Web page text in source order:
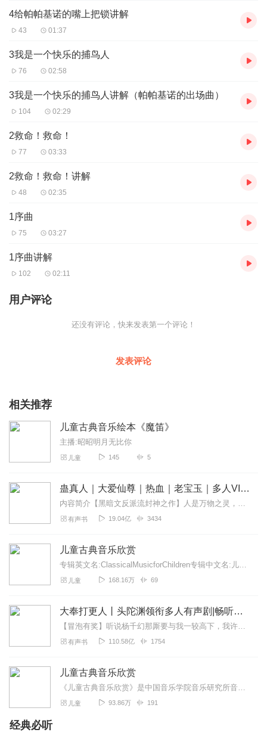
4给帕帕基诺的嘴上把锁讲解
43 01:37
3我是一个快乐的捕鸟人
76 02:58
3我是一个快乐的捕鸟人讲解（帕帕基诺的出场曲）
104 02:29
2救命！救命！
77 03:33
2救命！救命！讲解
48 02:35
1序曲
75 03:27
1序曲讲解
102 02:11
用户评论
还没有评论，快来发表第一个评论！
发表评论
相关推荐
儿童古典音乐绘本《魔笛》
主播:昭昭明月无比你
儿童 145 5
蛊真人｜大爱仙尊｜热血｜老宝玉｜多人VIP免费有声剧
内容简介【黑暗文反派流封神之作】人是万物之灵，蛊是天地真精。一个穿越者不断重生的故事。一个养蛊、炼蛊、用蛊的奇特世界。配音组（男角色）老宝玉旁白...
有声书 19.04亿 3434
儿童古典音乐欣赏
专辑英文名:ClassicalMusicforChildren专辑中文名:儿童古典音乐欣赏别名:古典音乐欣赏艺术家:德国原版古典音乐著名播音...
儿童 168.16万 69
大奉打更人丨头陀渊领衔多人有声剧|畅听全集|王鹤棣、田曦薇主演影视剧原著|卖报小郎君
【冒泡有奖】听说杨千幻那厮要与我一较高下，我许七安要开始装叉了！快进入声音播放页戳下方输入框，冒个泡偷偷告诉我，我要用哪些诗词才能胜过他？说得好的，有赏！202...
有声书 110.58亿 1754
儿童古典音乐欣赏
《儿童古典音乐欣赏》是中国音乐学院音乐研究所音乐与智能研究中心承担的国家十五规划重点课题成果，是国内首套为孩子量身定做的音乐学习与能力训练的专业宝典。《儿童古典...
儿童 93.86万 191
经典必听